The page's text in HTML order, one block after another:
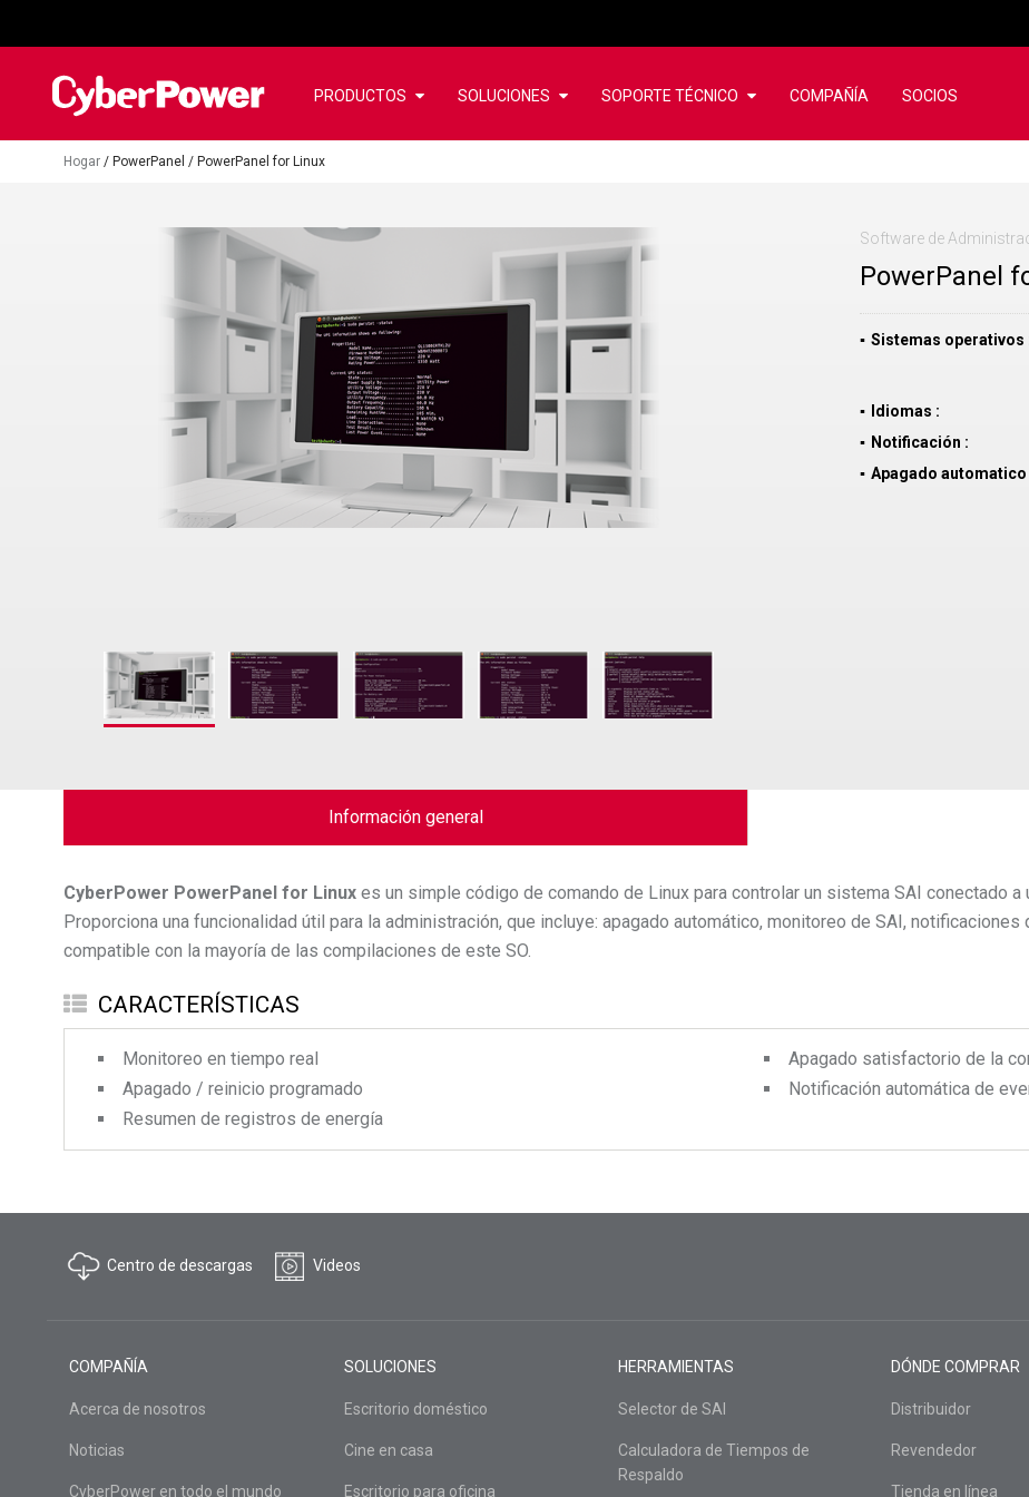
PRODUCTOS SOLUCIONES SOPORTE TÉCNICO COMPAÑÍA SOCIOS
Hogar / PowerPanel / PowerPanel for Linux
Software de
PowerPanel
Sistemas operativos
Idiomas
Notificación
Apagado automatico
Información general
CyberPower PowerPanel for Linux es un simple código de comando de Linux para controlar un sistema SAI conectado
Proporciona una funcionalidad útil para la administración, que incluye: apagado automático, monitoreo de SAI,
compatible con la mayoría de las compilaciones de este SO.
CARACTERÍSTICAS
Monitoreo en tiempo real
Apagado / reinicio programado
Resumen de registros de energía
Apagado satisfactorio de la
Notificación automática de
Centro de descargas Videos
COMPAÑÍA
Acerca de nosotros
Noticias
CyberPower en todo el mundo
SOLUCIONES
Escritorio doméstico
Cine en casa
Escritorio para oficina
HERRAMIENTAS
Selector de SAI
Calculadora de Tiempos de
Respaldo
DÓNDE COMPRAR
Distribuidor
Revendedor
Tienda en línea